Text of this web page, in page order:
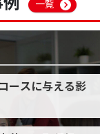
一覧
ースに与える影